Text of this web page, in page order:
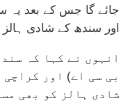
جائے گا جس کے بعد یہ
اور سندھ کے شادی
انہوں نے کہا کہ
بی سی اے) اور
شادی ہالز کو بھی